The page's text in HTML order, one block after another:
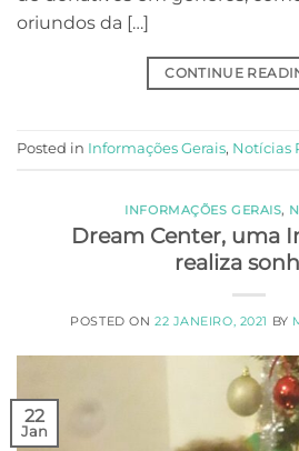
oriundos da […]
CONTINUE
Posted in Informações Gerais, Notícias
INFORMAÇÕES GERAIS,
Dream Center, uma
realiza
POSTED ON 22 JANEIRO, 2021 BY
22
Jan